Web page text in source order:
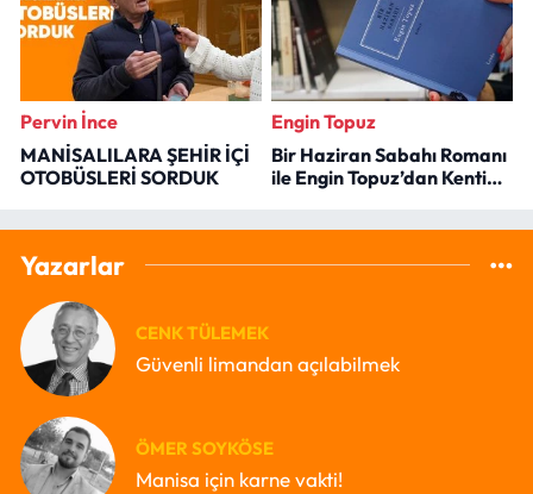
Pervin İnce
MANİSALILARA ŞEHİR İÇİ
OTOBÜSLERİ SORDUK
Engin Topuz
Bir Haziran Sabahı Romanı
ile Engin Topuz’dan Kenti
Yazarlar
CENK TÜLEMEK
Güvenli limandan açılabilmek
ÖMER SOYKÖSE
Manisa için karne vakti!